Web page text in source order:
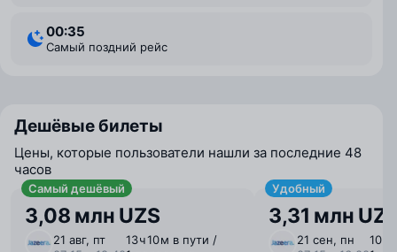
00:35
Самый поздний рейс
Дешёвые билеты
Цены, которые пользователи нашли за последние 48
часов
Самый дешёвый
3,08 млн UZS
21 авг, пт
13 ⁠ч 10 ⁠м в пути /
Удобный
3,31 млн
21 сен, пн
10 ⁠ч